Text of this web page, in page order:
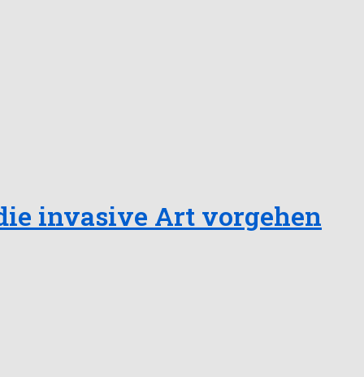
invasive Art vorgehen